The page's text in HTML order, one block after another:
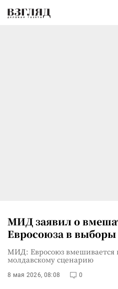
МИД заявил о
Евросоюза в
МИД: Евросоюз
молдавскому сценарию
8 мая 2026, 08:08 0